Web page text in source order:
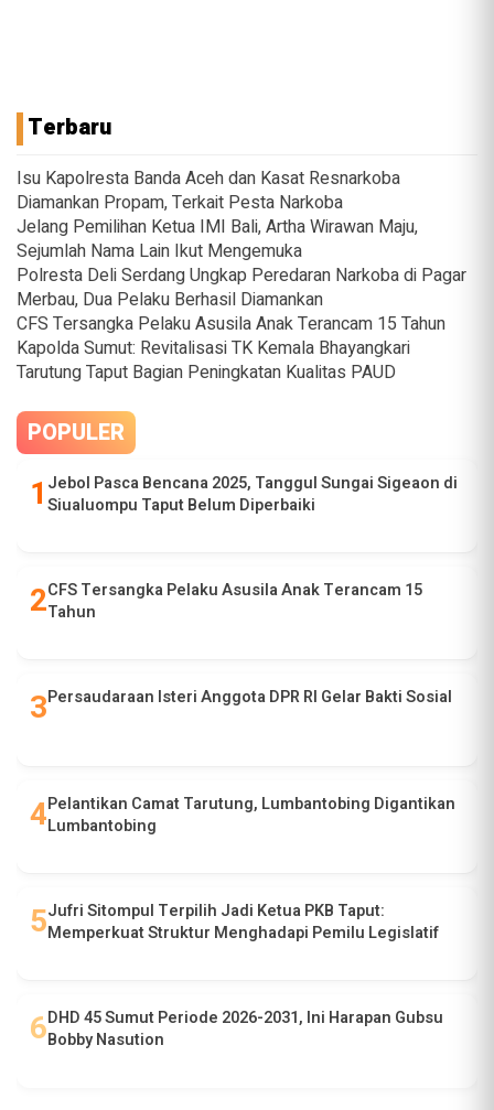
Terbaru
Isu Kapolresta Banda Aceh dan Kasat Resnarkoba
Diamankan Propam, Terkait Pesta Narkoba
Jelang Pemilihan Ketua IMI Bali, Artha Wirawan Maju,
Sejumlah Nama Lain Ikut Mengemuka
Polresta Deli Serdang Ungkap Peredaran Narkoba di Pagar
Merbau, Dua Pelaku Berhasil Diamankan
CFS Tersangka Pelaku Asusila Anak Terancam 15 Tahun
Kapolda Sumut: Revitalisasi TK Kemala Bhayangkari
Tarutung Taput Bagian Peningkatan Kualitas PAUD
POPULER
Jebol Pasca Bencana 2025, Tanggul Sungai Sigeaon di
Siualuompu Taput Belum Diperbaiki
CFS Tersangka Pelaku Asusila Anak Terancam 15
Tahun
Persaudaraan Isteri Anggota DPR RI Gelar Bakti Sosial
Pelantikan Camat Tarutung, Lumbantobing Digantikan
Lumbantobing
Jufri Sitompul Terpilih Jadi Ketua PKB Taput:
Memperkuat Struktur Menghadapi Pemilu Legislatif
DHD 45 Sumut Periode 2026-2031, Ini Harapan Gubsu
Bobby Nasution